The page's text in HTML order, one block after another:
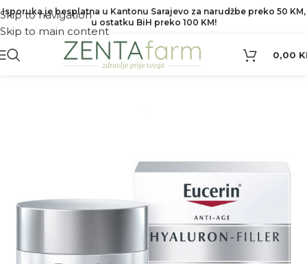
Skip to navigation
Skip to main content
Isporuka je besplatna u Kantonu Sarajevo za narudžbe preko 50 KM,
u ostatku BiH preko 100 KM!
0,00